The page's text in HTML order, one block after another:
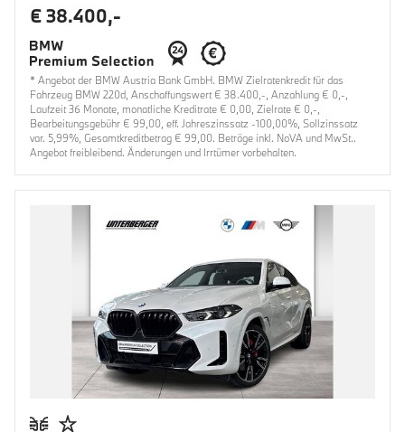
€ 38.400,-
* Angebot der BMW Austria Bank GmbH. BMW Zielratenkredit für das
Fahrzeug BMW 220d, Anschaffungswert € 38.400,-, Anzahlung € 0,-,
Laufzeit 36 Monate, monatliche Kreditrate € 0,00, Zielrate € 0,-,
Bearbeitungsgebühr € 99,00, eff. Jahreszinssatz -100,00%, Sollzinssatz
var. 5,99%, Gesamtkreditbetrag € 99,00. Beträge inkl. NoVA und MwSt..
Angebot freibleibend. Änderungen und Irrtümer vorbehalten.